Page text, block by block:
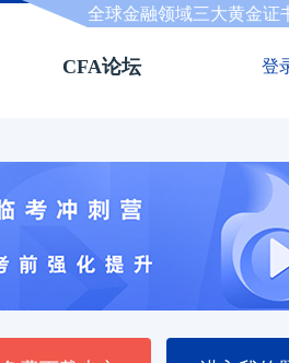
全球金融领域三大黄金证
CFA论坛 登